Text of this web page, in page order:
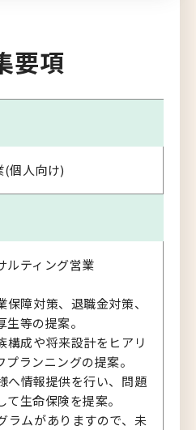
要項
(個人向け)
ルティング営業
障対策、退職金対策、
等の提案。
構成や将来設計をヒアリ
ランニングの提案。
へ情報提供を行い、問題
生命保険を提案。
ラムがありますので、未